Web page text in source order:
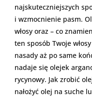
najskuteczniejszych
i wzmocnienie pasm.
włosy oraz – co
ten sposób Twoje
nasady aż po same
nadaje się olejek
rycynowy. Jak zrobić
nałożyć olej na suche